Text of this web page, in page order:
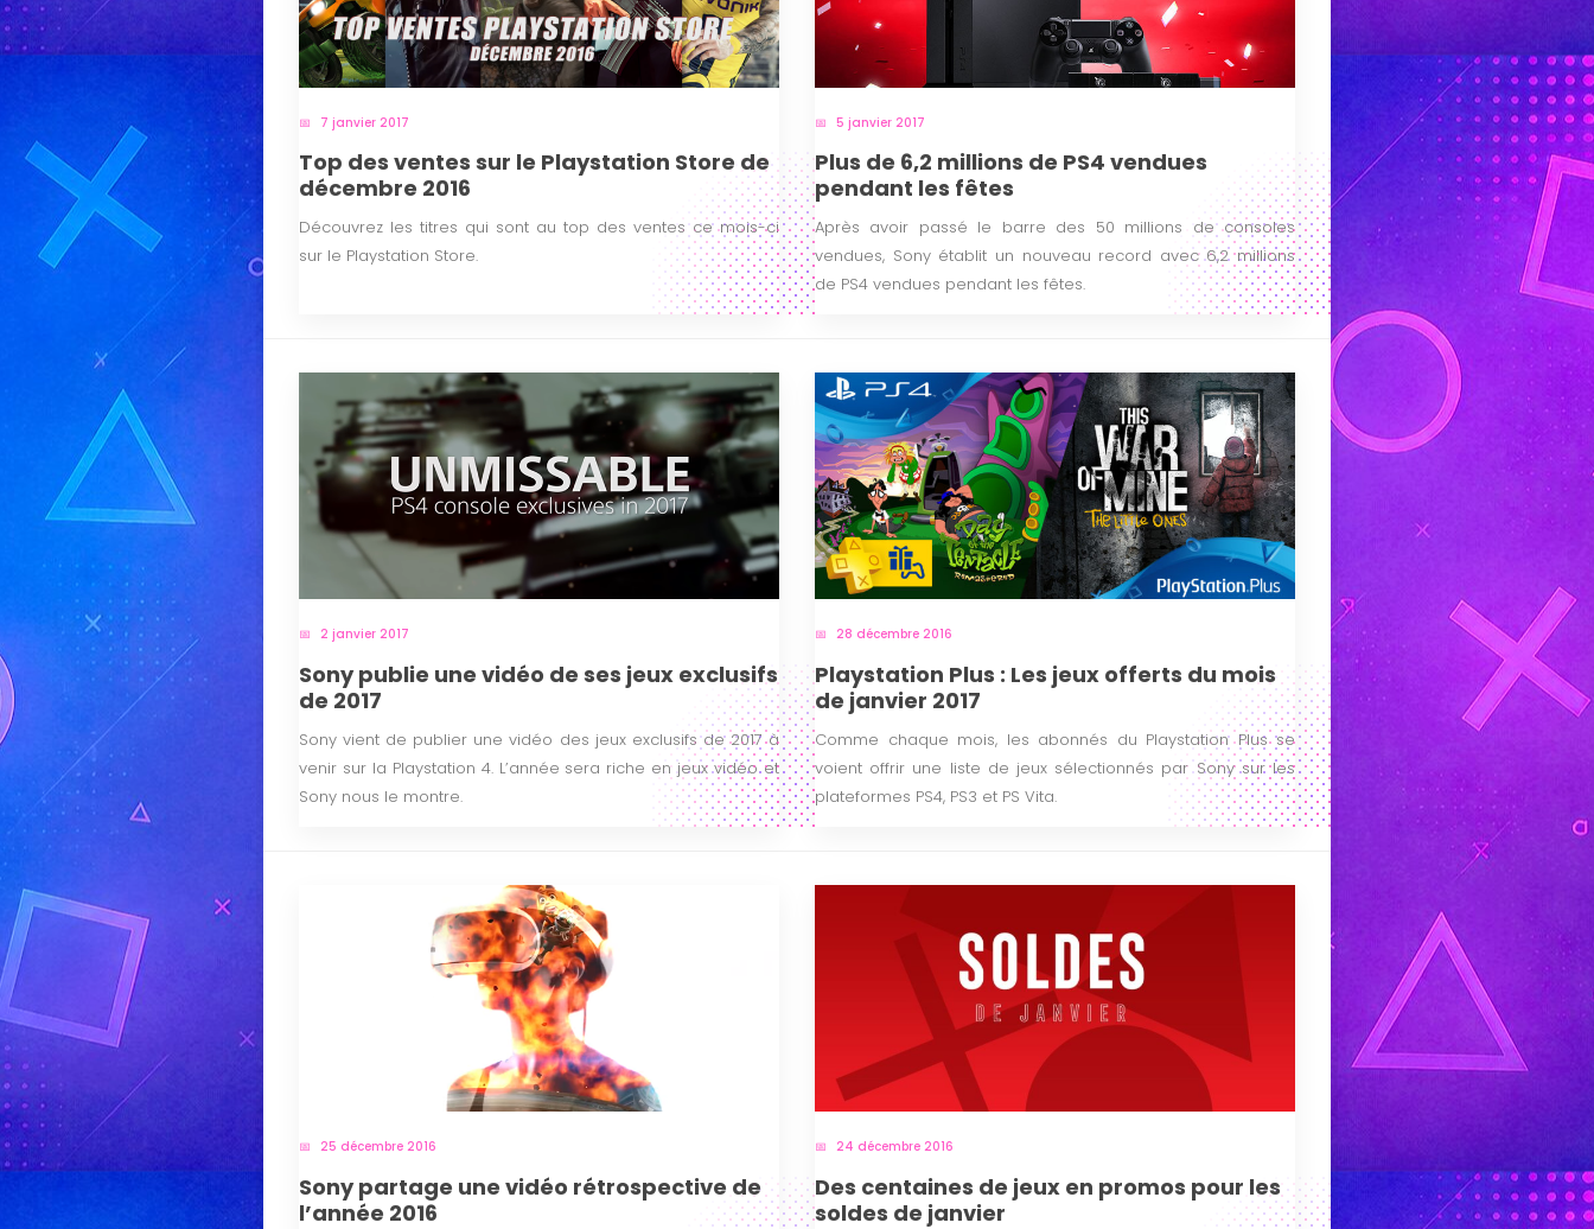
7 janvier 2017
Top des ventes sur le Playstation Store de
décembre 2016
Découvrez les titres qui sont au top des ventes ce mois-ci
sur le Playstation Store.
5 janvier 2017
Plus de 6,2 millions de PS4 vendues
pendant les fêtes
Après avoir passé le barre des 50 millions de consoles
vendues, Sony établit un nouveau record avec 6,2 millions
de PS4 vendues pendant les fêtes.
2 janvier 2017
Sony publie une vidéo de ses jeux exclusifs
de 2017
Sony vient de publier une vidéo des jeux exclusifs de 2017 à
venir sur la Playstation 4. L’année sera riche en jeux vidéo et
Sony nous le montre.
28 décembre 2016
Playstation Plus : Les jeux offerts du mois
de janvier 2017
Comme chaque mois, les abonnés du Playstation Plus se
voient offrir une liste de jeux sélectionnés par Sony sur les
plateformes PS4, PS3 et PS Vita.
25 décembre 2016
Sony partage une vidéo rétrospective de
l’année 2016
24 décembre 2016
Des centaines de jeux en promos pour les
soldes de janvier